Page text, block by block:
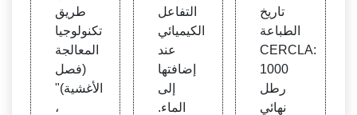
طريق
تكنولوجيا
المعالجة
(فصل
الأغشية)"
،
التفاعل
الكيميائي
عند
إضافتها
إلى
الماء.
تاريخ
الطباعة
CERCLA:
1000
رطل
نهائي